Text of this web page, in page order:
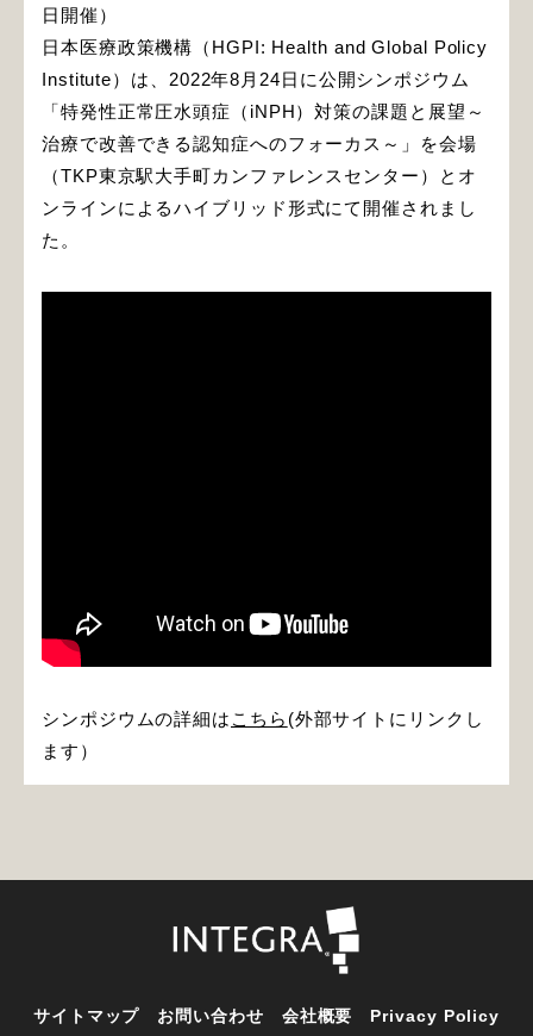
日開催）
日本医療政策機構（HGPI: Health and Global Policy
Institute）は、2022年8月24日に公開シンポジウム
「特発性正常圧水頭症（iNPH）対策の課題と展望～
治療で改善できる認知症へのフォーカス～」を会場
（TKP東京駅大手町カンファレンスセンター）とオ
ンラインによるハイブリッド形式にて開催されまし
た。
シンポジウムの詳細は こちら (外部サイトにリンクし
ます）
サイトマップ お問い合わせ 会社概要 Privacy Policy